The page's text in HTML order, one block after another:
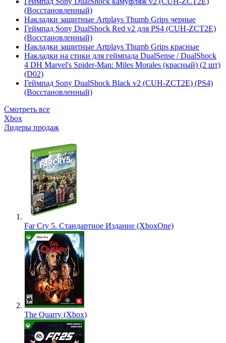
(Восстановленный)
Накладки защитные Artplays Thumb Grips черные
Геймпад Sony DualShock Red v2 для PS4 (CUH-ZCT2E)
(Восстановленный)
Накладки защитные Artplays Thumb Grips красные
Накладки на стики для геймпада DualSense / DualShock
4 DH Marvel's Spider-Man: Miles Morales (красный) (2 шт)
(D02)
Геймпад Sony DualShock Black v2 (CUH-ZCT2E) (PS4)
(Восстановленный)
Смотреть все
Xbox
Лидеры продаж
Far Cry 5. Стандартное Издание (XboxOne)
The Quarry (Xbox)